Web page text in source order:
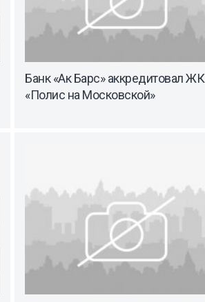
Банк «Ак Барс» аккредитовал ЖК
«Полис на Московской»